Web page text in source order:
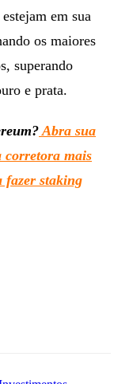
em sua
os maiores
superando
e prata.
Abra sua
corretora mais
fazer staking